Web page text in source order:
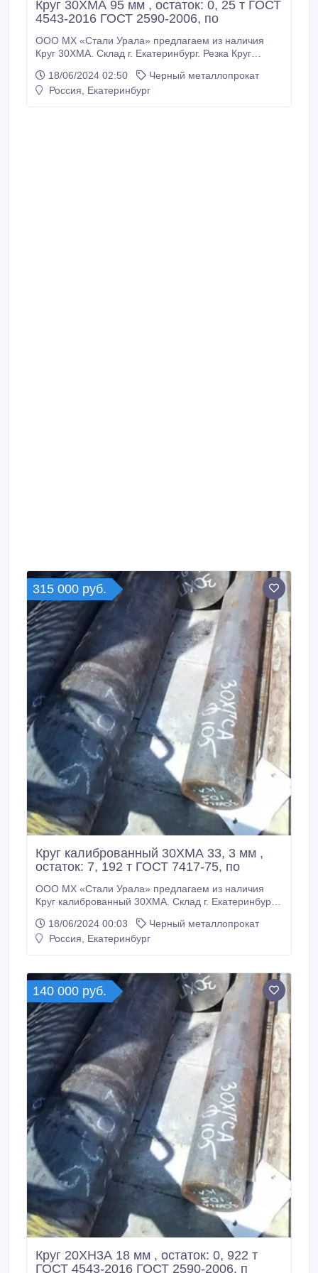
Круг 30ХМА 95 мм , остаток: 0, 25 т ГОСТ
4543-2016 ГОСТ 2590-2006, по
ООО МХ «Стали Урала» предлагаем из наличия
Круг 30ХМА. Склад г. Екатеринбург. Резка Круг
круги с сертификатами! * Круг 30ХМА 95 мм, вес: 0,
25 т ГОСТ 4543-2016 ГОСТ 2590-2006, 85000 руб. с
18/06/2024 02:50
Черный металлопрокат
Россия, Екатеринбург
315 000 руб.
Круг калиброванный 30ХМА 33, 3 мм ,
остаток: 7, 192 т ГОСТ 7417-75, по
ООО МХ «Стали Урала» предлагаем из наличия
Круг калиброванный 30ХМА. Склад г. Екатеринбург.
размерам по длине. Все круги с сертификатами! *
Круг калиброванный 30ХМА 33, 3 мм, вес: 7, 192 т
75, остаток: 4, 264 т, цена: 315000 руб.
18/06/2024 00:03
Черный металлопрокат
Россия, Екатеринбург
140 000 руб.
Круг 20ХН3А 18 мм , остаток: 0, 922 т
ГОСТ 4543-2016 ГОСТ 2590-2006, п